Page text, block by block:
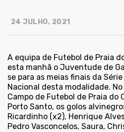
24 JULHO, 2021
A equipa de Futebol de Praia
esta manhã o Juventude de
se para as meias finais da
Nacional desta modalidade.
Campo de Futebol de Praia do
Porto Santo, os golos
Ricardinho (x2), Henrique
Pedro Vasconcelos, Saura,